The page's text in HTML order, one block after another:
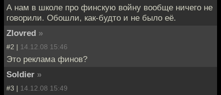
А нам в школе про финскую войну вообще ничего не
говорили. Обошли, как-будто и не было её.
Zlovred »
#2 | 14.12.08 15:46
Это реклама финов?
Soldier »
#3 | 14.12.08 15:49